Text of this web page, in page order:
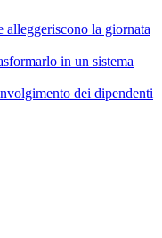
la giornata
in un sistema
dei dipendenti